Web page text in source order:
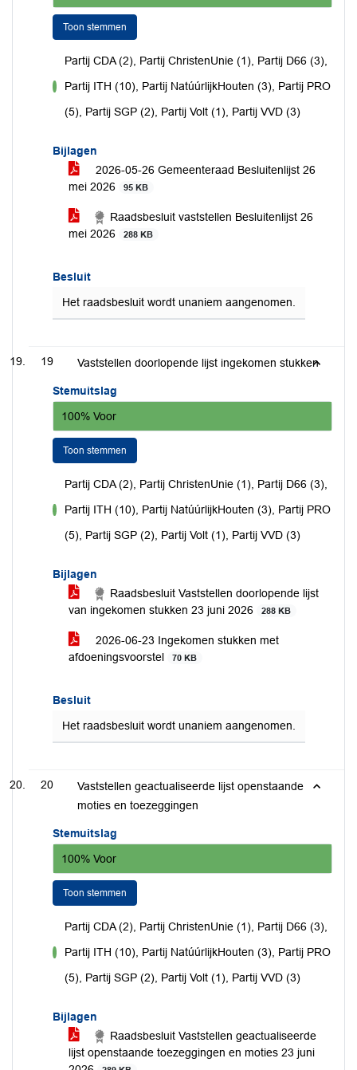
Toon stemmen
Partij CDA (2), Partij ChristenUnie (1), Partij D66 (3),
Partij ITH (10), Partij NatúúrlijkHouten (3), Partij PRO
(5), Partij SGP (2), Partij Volt (1), Partij VVD (3)
Bijlagen
2026-05-26 Gemeenteraad Besluitenlijst 26
mei 2026
95 KB
Raadsbesluit vaststellen Besluitenlijst 26
mei 2026
288 KB
Besluit
Het raadsbesluit wordt unaniem aangenomen.
19 Vaststellen doorlopende lijst ingekomen stukken
Stemuitslag
100% Voor
Toon stemmen
Partij CDA (2), Partij ChristenUnie (1), Partij D66 (3),
Partij ITH (10), Partij NatúúrlijkHouten (3), Partij PRO
(5), Partij SGP (2), Partij Volt (1), Partij VVD (3)
Bijlagen
Raadsbesluit Vaststellen doorlopende lijst
van ingekomen stukken 23 juni 2026
288 KB
2026-06-23 Ingekomen stukken met
afdoeningsvoorstel
70 KB
Besluit
Het raadsbesluit wordt unaniem aangenomen.
20
Vaststellen geactualiseerde lijst openstaande
moties en toezeggingen
Stemuitslag
100% Voor
Toon stemmen
Partij CDA (2), Partij ChristenUnie (1), Partij D66 (3),
Partij ITH (10), Partij NatúúrlijkHouten (3), Partij PRO
(5), Partij SGP (2), Partij Volt (1), Partij VVD (3)
Bijlagen
Raadsbesluit Vaststellen geactualiseerde
lijst openstaande toezeggingen en moties 23 juni